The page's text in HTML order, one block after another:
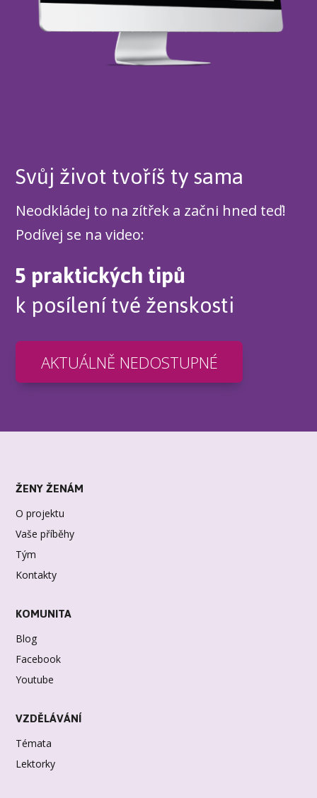
Svůj život tvoříš ty sama
Neodkládej to na zítřek a začni hned teď!
Podívej se na video:
5 praktických tipů
k posílení tvé ženskosti
AKTUÁLNĚ NEDOSTUPNÉ
ŽENY ŽENÁM
O projektu
Vaše příběhy
Tým
Kontakty
KOMUNITA
Blog
Facebook
Youtube
VZDĚLÁVÁNÍ
Témata
Lektorky